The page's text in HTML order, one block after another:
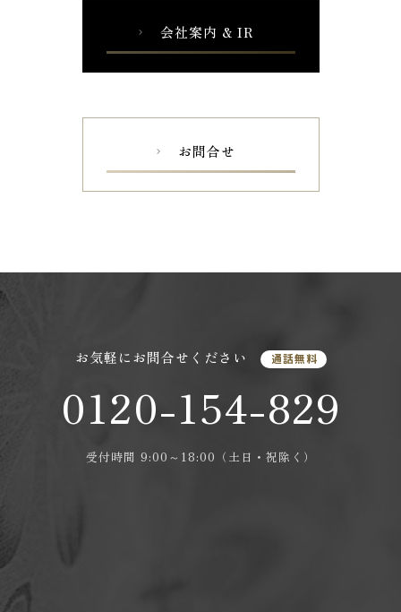
chevron_right 会社案内 & IR
chevron_right お問合せ
お気軽にお問合せください 通話無料
0120-154-829
受付時間 9:00～18:00（土日・祝除く）